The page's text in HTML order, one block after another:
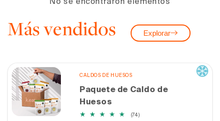
No se encontraron elementos
Más vendidos Explorar
CALDOS DE HUESOS
Paquete de Caldo de
Huesos
(74)74